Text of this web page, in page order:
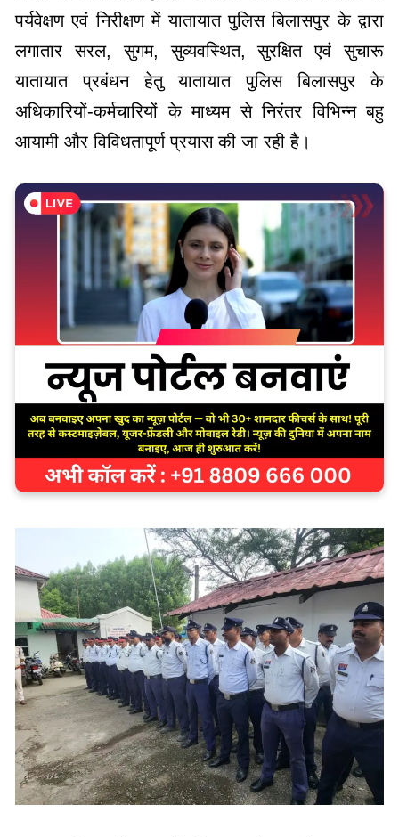
यातायात प्रबंधन हेतु यातायात पुलिस बिलासपुर के
अधिकारियों-कर्मचारियों के माध्यम से निरंतर विभिन्न बहु
आयामी और विविधतापूर्ण प्रयास की जा रही है।
यातायात विभाग के द्वारा नियमित रूप से सड़कों पर 24×7